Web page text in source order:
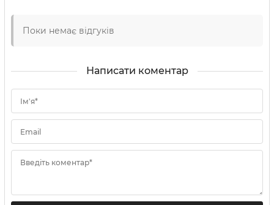
Поки немає відгуків
Написати коментар
Ім'я*
Email
Введіть коментар*